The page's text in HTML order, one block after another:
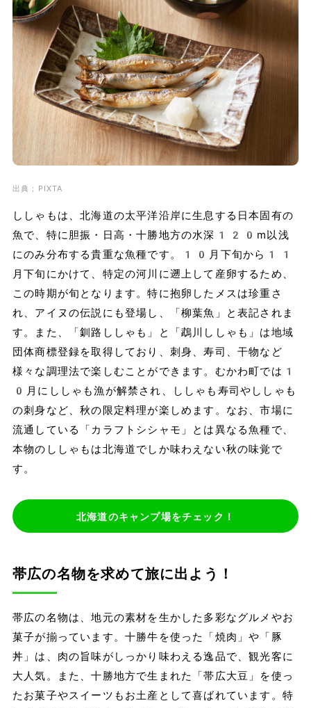
出典；PIXTA
ししゃもは、北海道の太平洋沿岸に生息する日本固有の
魚で、特に胆振・日高・十勝地方の水深120m以浅
にのみ分布する貴重な魚種です。10月下旬から11
月下旬にかけて、特定の河川に遡上して産卵するため、
この時期が旬となります。特に抱卵したメスは珍重さ
れ、アイヌの伝説にも登場し、「柳葉魚」と表記されま
す。また、「釧路ししゃも」と「鵡川ししゃも」は地域
団体商標登録を取得しており、刺身、寿司、干物など
様々な調理法で楽しむことができます。むかわ町では1
0月にししゃも漁が解禁され、ししゃも寿司やししゃも
の刺身など、秋の限定料理が楽しめます。なお、市場に
流通している「カラフトシシャモ」とは異なる魚種で、
本物のししゃもは北海道でしか味わえない秋の味覚で
す。
北海道のキャンプ場をチェック！
帯広の名物を求めて旅に出よう！
帯広の名物は、地元の素材を生かした多彩なグルメやお
菓子が揃っています。十勝牛を使った「焼肉」や「豚
丼」は、肉の旨味がしっかり味わえる逸品で、観光客に
大人気。また、十勝地方で生まれた「帯広大豆」を使っ
たお菓子やスイーツもお土産として喜ばれています。特